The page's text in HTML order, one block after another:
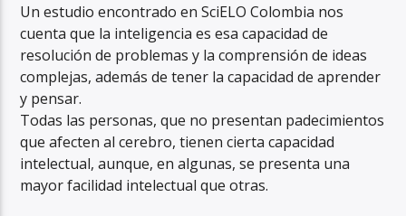
Un estudio encontrado en SciELO Colombia nos
cuenta que la inteligencia es esa capacidad de
resolución de problemas y la comprensión de ideas
complejas, además de tener la capacidad de aprender
y pensar.
Todas las personas, que no presentan padecimientos
que afecten al cerebro, tienen cierta capacidad
intelectual, aunque, en algunas, se presenta una
mayor facilidad intelectual que otras.